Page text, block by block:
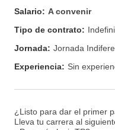
Salario: A convenir
Tipo de contrato:
Jornada: Jornada
Experiencia: Sin
¿Listo para dar el primer
Lleva tu carrera al